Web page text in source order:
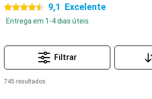
4.5 estrelas 9,1 Excelente
Entrega em 1-4 dias úteis
Filtrar
745 resultados